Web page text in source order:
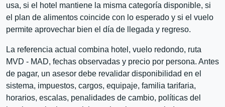
usa, si el hotel mantiene la misma categoría disponible, si
el plan de alimentos coincide con lo esperado y si el vuelo
permite aprovechar bien el día de llegada y regreso.
La referencia actual combina hotel, vuelo redondo, ruta
MVD - MAD, fechas observadas y precio por persona. Antes
de pagar, un asesor debe revalidar disponibilidad en el
sistema, impuestos, cargos, equipaje, familia tarifaria,
horarios, escalas, penalidades de cambio, políticas del